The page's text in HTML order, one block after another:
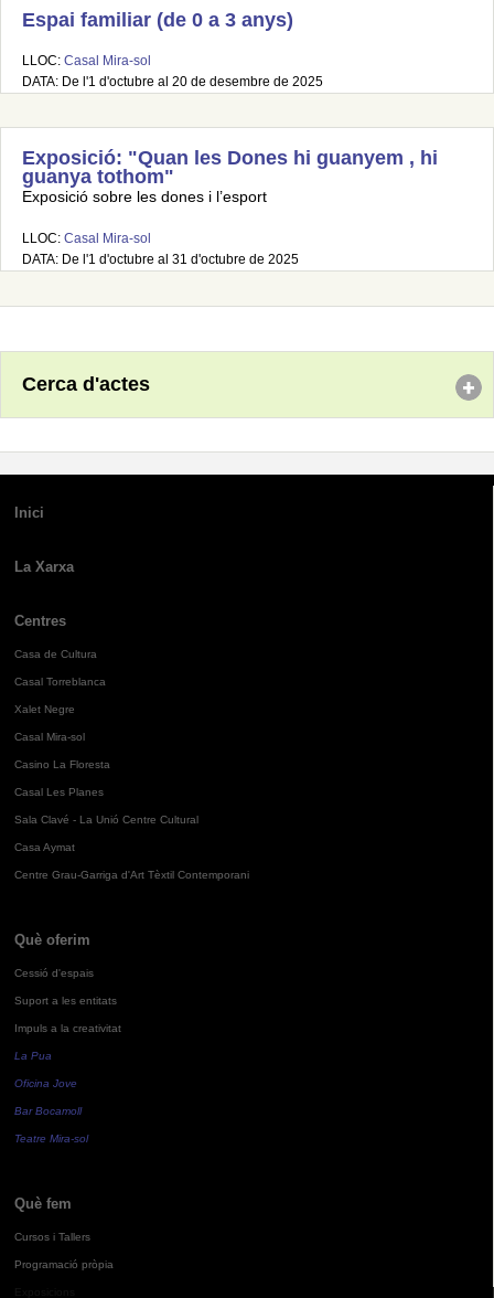
Espai familiar (de 0 a 3 anys)
LLOC: Casal Mira-sol
DATA: De l'1 d'octubre al 20 de desembre de 2025
Exposició: "Quan les Dones hi guanyem , hi
guanya tothom"
Exposició sobre les dones i l’esport
LLOC: Casal Mira-sol
DATA: De l'1 d'octubre al 31 d'octubre de 2025
Cerca d'actes
Inici
La Xarxa
Centres
Casa de Cultura
Casal Torreblanca
Xalet Negre
Casal Mira-sol
Casino La Floresta
Casal Les Planes
Sala Clavé - La Unió Centre Cultural
Casa Aymat
Centre Grau-Garriga d'Art Tèxtil Contemporani
Què oferim
Cessió d'espais
Suport a les entitats
Impuls a la creativitat
La Pua
Oficina Jove
Bar Bocamoll
Teatre Mira-sol
Què fem
Cursos i Tallers
Programació pròpia